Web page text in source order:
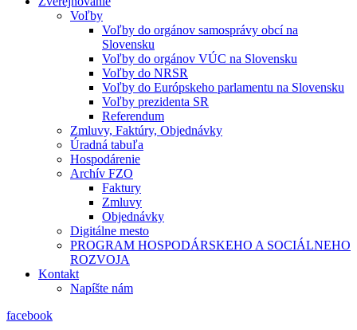
Voľby
Voľby do orgánov samosprávy obcí na
Slovensku
Voľby do orgánov VÚC na Slovensku
Voľby do NRSR
Voľby do Európskeho parlamentu na Slovensku
Voľby prezidenta SR
Referendum
Zmluvy, Faktúry, Objednávky
Úradná tabuľa
Hospodárenie
Archív FZO
Faktury
Zmluvy
Objednávky
Digitálne mesto
PROGRAM HOSPODÁRSKEHO A SOCIÁLNEHO
ROZVOJA
Kontakt
Napíšte nám
facebook